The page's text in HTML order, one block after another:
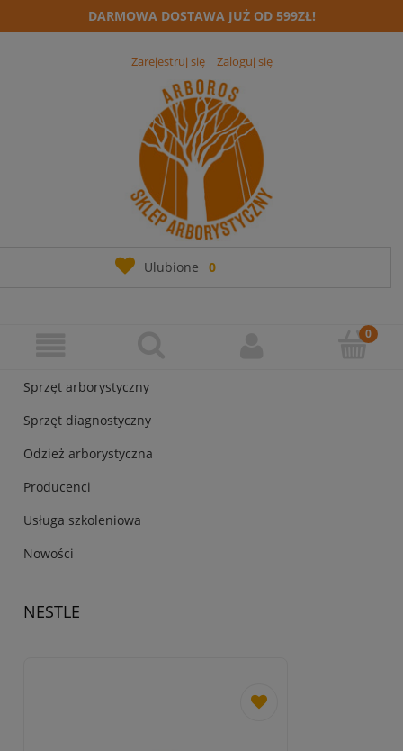
DARMOWA DOSTAWA JUŻ OD 599ZŁ!
Zarejestruj się Zaloguj się
Ulubione 0
Sprzęt arborystyczny
Sprzęt diagnostyczny
Odzież arborystyczna
Producenci
Usługa szkoleniowa
Nowości
NESTLE
dodaj